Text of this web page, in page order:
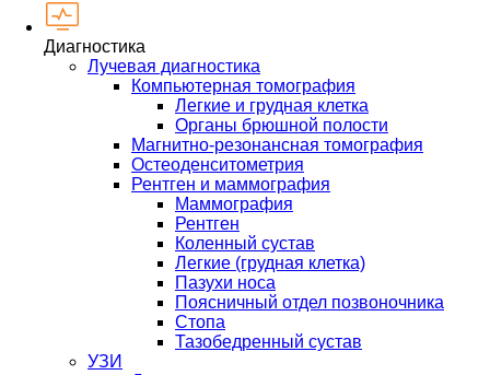
Диагностика
Лучевая диагностика
Компьютерная томография
Легкие и грудная клетка
Органы брюшной полости
Магнитно-резонансная томография
Остеоденситометрия
Рентген и маммография
Маммография
Рентген
Коленный сустав
Легкие (грудная клетка)
Пазухи носа
Поясничный отдел позвоночника
Стопа
Тазобедренный сустав
УЗИ